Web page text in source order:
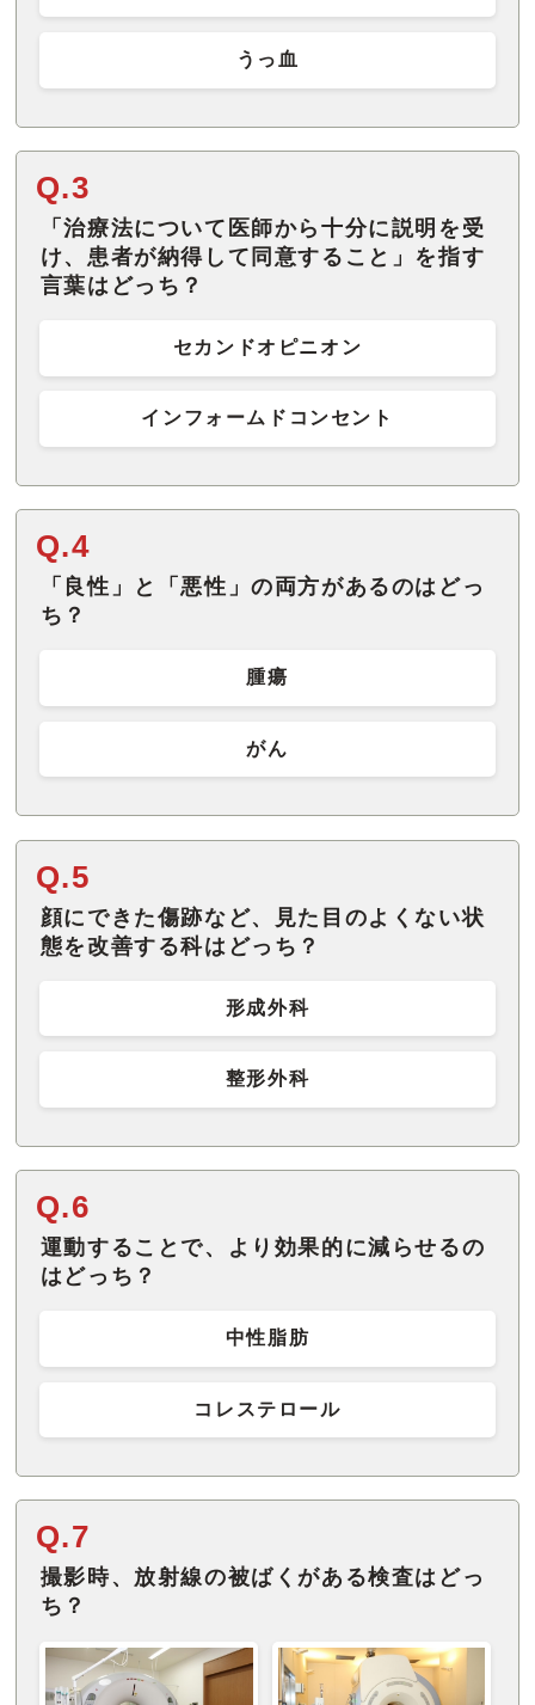
うっ血
Q.3
「治療法について医師から十分に説明を受
け、患者が納得して同意すること」を指す
言葉はどっち？
セカンドオピニオン
インフォームドコンセント
Q.4
「良性」と「悪性」の両方があるのはどっ
ち？
腫瘍
がん
Q.5
顔にできた傷跡など、見た目のよくない状
態を改善する科はどっち？
形成外科
整形外科
Q.6
運動することで、より効果的に減らせるの
はどっち？
中性脂肪
コレステロール
Q.7
撮影時、放射線の被ばくがある検査はどっ
ち？